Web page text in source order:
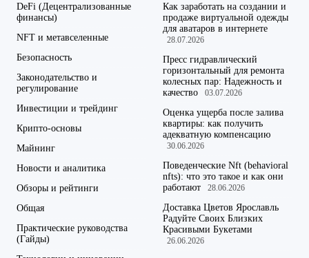
DeFi (Децентрализованные
финансы)
NFT и метавселенные
Безопасность
Законодательство и
регулирование
Инвестиции и трейдинг
Крипто-основы
Майнинг
Новости и аналитика
Обзоры и рейтинги
Общая
Практические руководства
(Гайды)
Как заработать на создании и
продаже виртуальной одежды
для аватаров в интернете
28.07.2026
Пресс гидравлический
горизонтальный для ремонта
колесных пар: Надежность и
качество
03.07.2026
Оценка ущерба после залива
квартиры: как получить
адекватную компенсацию
30.06.2026
Поведенческие Nft (behavioral
nfts): что это такое и как они
работают
28.06.2026
Доставка Цветов Ярославль
Радуйте Своих Близких
Красивыми Букетами
26.06.2026